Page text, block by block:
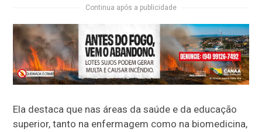
Continua após a publicidade
Ela destaca que nas áreas da saúde e da educação
superior, tanto na enfermagem como na biomedicina,